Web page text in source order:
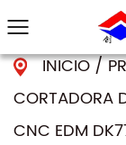
INICIO/
CORTADORA
CNC EDM